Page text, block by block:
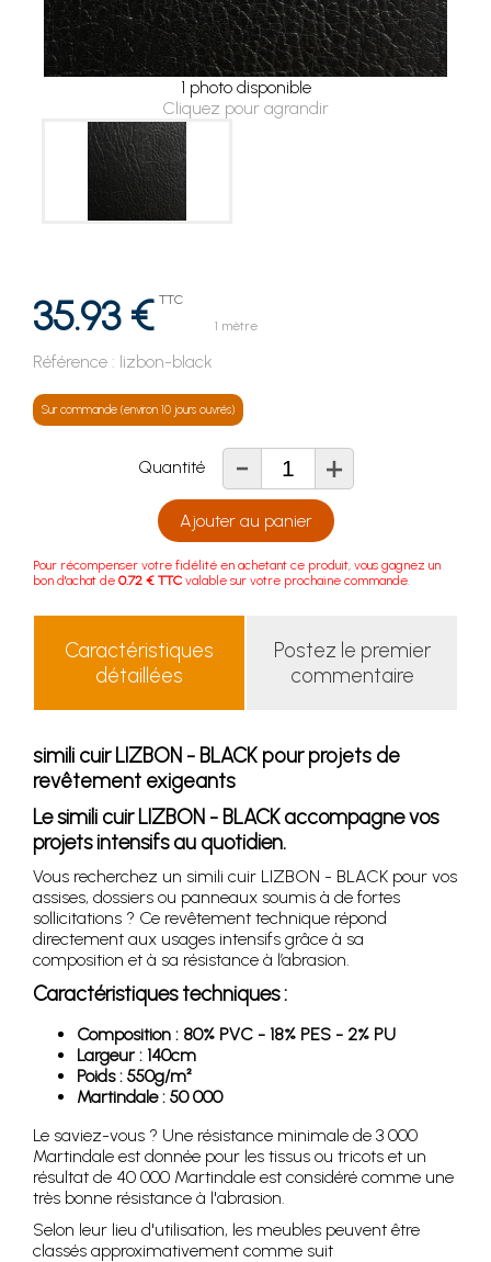
1 photo disponible
Cliquez pour agrandir
35.93 € TTC
1 mètre
Référence : lizbon-black
Sur commande (environ 10 jours ouvrés)
Quantité - +
Ajouter au panier
Pour récompenser votre fidélité en achetant ce produit, vous gagnez un
bon d'achat de 0.72 € TTC valable sur votre prochaine commande.
Caractéristiques
détaillées
Postez le premier
commentaire
simili cuir LIZBON - BLACK pour projets de
revêtement exigeants
Le simili cuir LIZBON - BLACK accompagne vos
projets intensifs au quotidien.
Vous recherchez un simili cuir LIZBON - BLACK pour vos
assises, dossiers ou panneaux soumis à de fortes
sollicitations ? Ce revêtement technique répond
directement aux usages intensifs grâce à sa
composition et à sa résistance à l’abrasion.
Caractéristiques techniques :
Composition : 80% PVC - 18% PES - 2% PU
Largeur : 140cm
Poids : 550g/m²
Martindale : 50 000
Le saviez-vous ? Une résistance minimale de 3 000
Martindale est donnée pour les tissus ou tricots et un
résultat de 40 000 Martindale est considéré comme une
très bonne résistance à l'abrasion.
Selon leur lieu d'utilisation, les meubles peuvent être
classés approximativement comme suit